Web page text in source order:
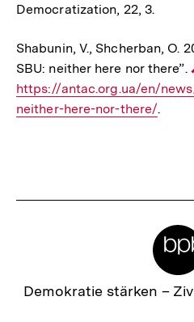
Democratization, 22, 3.
Shabunin, V., Shcherban, O.
SBU: neither here nor there”.
https://antac.org.ua/en/
neither-here-nor-there/.
Zur
Demokratie stärken –